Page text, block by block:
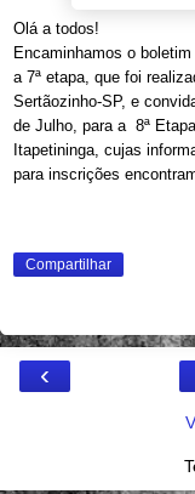
Olá a todos!
Encaminhamos o
a 7ª etapa, que foi
Sertãozinho-SP, e
de Julho, para a 8ª
Itapetininga, cujas
para inscrições
Compartilhar
‹